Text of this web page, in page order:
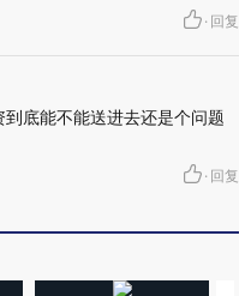
· 回复
底能不能送进去还是个问题
· 回复